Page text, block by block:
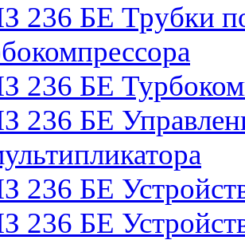
236 БЕ Трубки
236 БЕ
236 БЕ
236 БЕ
236 БЕ